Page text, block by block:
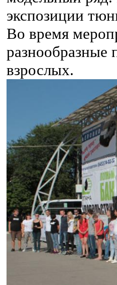
экспозиции
Во время
разнообразные
взрослых.